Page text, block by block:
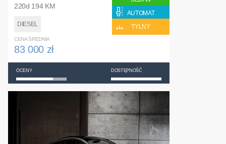
220d 194 KM
DIESEL
AUTOMAT
TYLNY
CENA ŚREDNIA
83 000 zł
OCENY DOSTĘPNOŚĆ